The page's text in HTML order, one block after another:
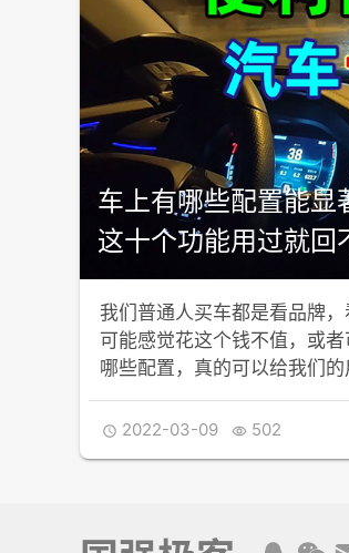
车上有哪些配置能显
这十个功能用过就回
我们普通人买车都是看品牌
可能感觉花这个钱不值，或
哪些配置，真的可以给我们
 2022-03-09  502